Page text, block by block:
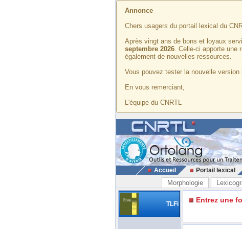
Annonce
Chers usagers du portail lexical du
Après vingt ans de bons et loyaux
septembre 2026. Celle-ci apporte une
également de nouvelles ressources.
Vous pouvez tester la nouvelle version
En vous remerciant,
L'équipe du CNRTL
Accueil Portail lexical
Morphologie
TLFi Entrez une